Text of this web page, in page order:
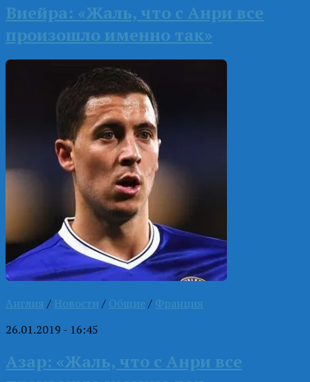
Виейра: «Жаль, что с Анри все
произошло именно так»
Англия / Новости / Общие / Франция
26.01.2019 - 16:45
Азар: «Жаль, что с Анри все